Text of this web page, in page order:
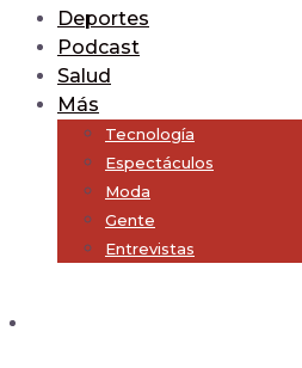
Deportes
Podcast
Salud
Más
Tecnología
Espectáculos
Moda
Gente
Entrevistas